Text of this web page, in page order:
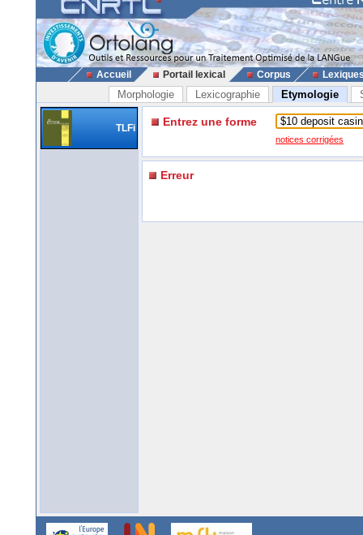
Accueil Portail lexical Corpus
Morphologie Lexicographie Etymologie
TLFi Entrez une forme
notices corrigées
Erreur